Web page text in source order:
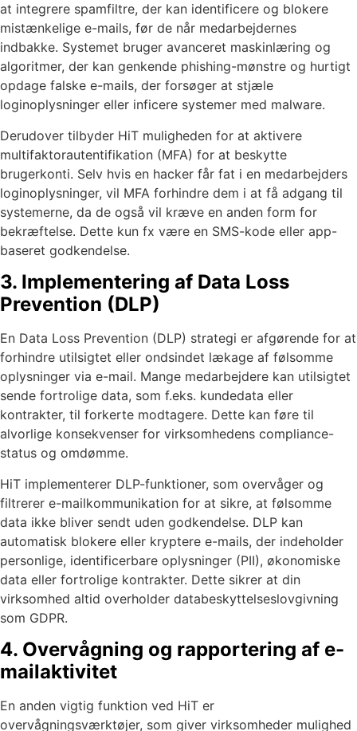
at integrere spamfiltre, der kan identificere og blokere
mistænkelige e-mails, før de når medarbejdernes
indbakke. Systemet bruger avanceret maskinlæring og
algoritmer, der kan genkende phishing-mønstre og hurtigt
opdage falske e-mails, der forsøger at stjæle
loginoplysninger eller inficere systemer med malware.
Derudover tilbyder HiT muligheden for at aktivere
multifaktorautentifikation (MFA) for at beskytte
brugerkonti. Selv hvis en hacker får fat i en medarbejders
loginoplysninger, vil MFA forhindre dem i at få adgang til
systemerne, da de også vil kræve en anden form for
bekræftelse. Dette kun fx være en SMS-kode eller app-
baseret godkendelse.
3. Implementering af Data Loss
Prevention (DLP)
En Data Loss Prevention (DLP) strategi er afgørende for at
forhindre utilsigtet eller ondsindet lækage af følsomme
oplysninger via e-mail. Mange medarbejdere kan utilsigtet
sende fortrolige data, som f.eks. kundedata eller
kontrakter, til forkerte modtagere. Dette kan føre til
alvorlige konsekvenser for virksomhedens compliance-
status og omdømme.
HiT implementerer DLP-funktioner, som overvåger og
filtrerer e-mailkommunikation for at sikre, at følsomme
data ikke bliver sendt uden godkendelse. DLP kan
automatisk blokere eller kryptere e-mails, der indeholder
personlige, identificerbare oplysninger (PII), økonomiske
data eller fortrolige kontrakter. Dette sikrer at din
virksomhed altid overholder databeskyttelseslovgivning
som GDPR.
4. Overvågning og rapportering af e-
mailaktivitet
En anden vigtig funktion ved HiT er
overvågningsværktøjer, som giver virksomheder mulighed